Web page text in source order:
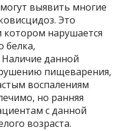
выявить многие
Это
котором нарушается
белка,
данной
пищеварения,
воспалениям
но ранняя
с данной
возраста.